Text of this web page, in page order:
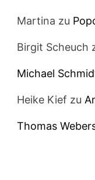
Martina zu
Birgit Scheuch
Michael
Heike Kief zu
Thomas